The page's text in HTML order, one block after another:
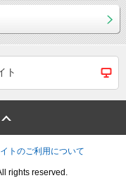
ト
トのご利用について
rights reserved.